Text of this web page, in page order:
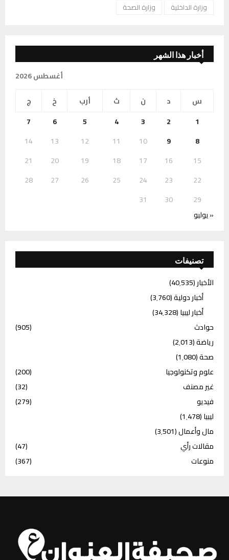
وزارة الداخلية
وزارة الصحة
أخبار هذا الشهر
أغسطس 2026
س
د ن ث أرب خ
ج
1
2
3
4
5
6
7
8
9
10
11
12
13
14
15
16
17
18
19
20
21
22
23
24
25
26
27
28
29
30
31
« يوليو
تصنيفات
الأخبار(40٬535)
أخبار دولية(3٬760)
أخبار ليبيا(34٬328)
حوادث
(905)
رياضة(2٬013)
صحة(1٬080)
علوم وتكنولوجيا
(200)
غير مصنف
(32)
فيديو
(279)
ليبيا(1٬478)
مال وأعمال(3٬501)
مقالات رأي
(47)
منوعات
(367)